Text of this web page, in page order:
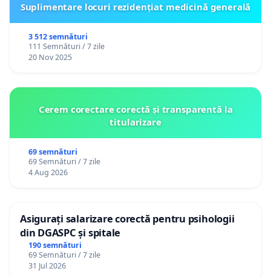
Suplimentare locuri rezidențiat medicină generală
3 512 semnături
111 Semnături / 7 zile
20 Nov 2025
Cerem corectare corectă și transparentă la
titularizare
69 semnături
69 Semnături / 7 zile
4 Aug 2026
Asigurați salarizare corectă pentru psihologii
din DGASPC și spitale
190 semnături
69 Semnături / 7 zile
31 Jul 2026